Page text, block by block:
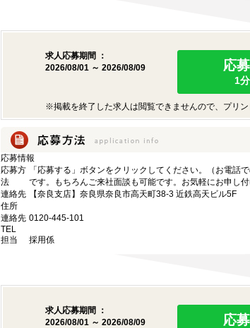
求人応募期間 ：
2026/08/01 ～ 2026/08/09
応
1
※掲載を終了した求人は閲覧できませんので、プリン
応募情報
応募方
法
「応募する」ボタンをクリックしてください。（お電
です。もちろんご来社面談も可能です。お気軽にお申し付
連絡先
住所
【奈良支店】奈良県奈良市高天町38-3 近鉄高天ビル5F
連絡先
TEL
0120-445-101
担当 採用係
求人応募期間 ：
2026/08/01 ～ 2026/08/09
応